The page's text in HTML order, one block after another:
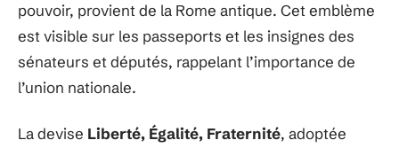
pouvoir, provient de la Rome antique. Cet emblème
est visible sur les passeports et les insignes des
sénateurs et députés, rappelant l’importance de
l’union nationale.
La devise Liberté, Égalité, Fraternité, adoptée